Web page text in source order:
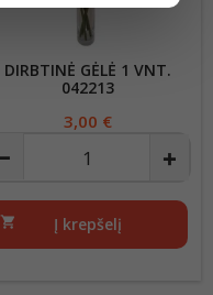
DIRBTINĖ GĖLĖ 1 VNT.
042213
Kaina
3,00 €
shopping_cart Į krepšelį